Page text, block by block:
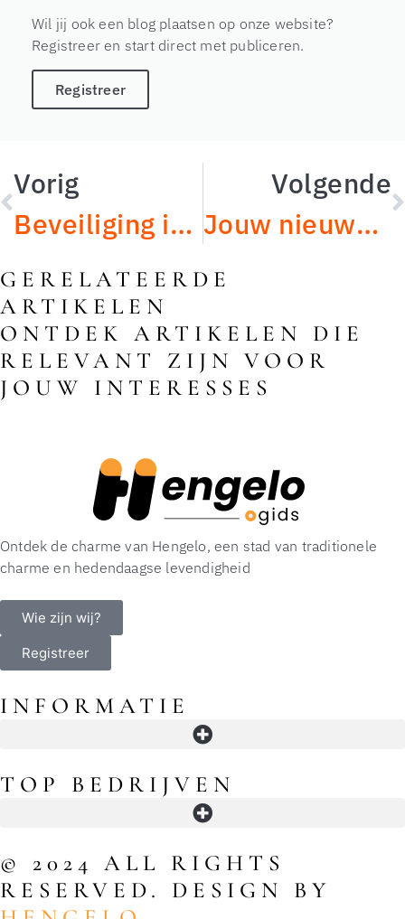
Wil jij ook een blog plaatsen op onze website?
Registreer en start direct met publiceren.
Registreer
Vorig
Beveiliging in Hengelo: zo kiest u het juiste beveiligingsbedrijf voor uw organisatie
Volgende
Jouw nieuwe keuken in Hengelo: slim afrekenen met loze ruimte en dode hoeken
GERELATEERDE
ARTIKELEN
ONTDEK ARTIKELEN DIE
RELEVANT ZIJN VOOR
JOUW INTERESSES
Ontdek de charme van Hengelo, een stad van traditionele
charme en hedendaagse levendigheid
Wie zijn wij?
Registreer
INFORMATIE
TOP BEDRIJVEN
© 2024 ALL RIGHTS
RESERVED. DESIGN BY